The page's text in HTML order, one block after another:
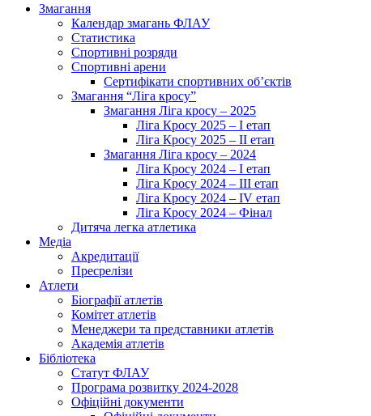
Змагання
Календар змагань ФЛАУ
Статистика
Спортивні розряди
Спортивні арени
Сертифікати спортивних об’єктів
Змагання “Ліга кросу”
Змагання Ліга кросу – 2025
Ліга Кросу 2025 – I етап
Ліга Кросу 2025 – II етап
Змагання Ліга кросу – 2024
Ліга Кросу 2024 – I етап
Ліга Кросу 2024 – III етап
Ліга Кросу 2024 – IV етап
Ліга Кросу 2024 – Фінал
Дитяча легка атлетика
Медіа
Акредитації
Пресрелізи
Атлети
Біографії атлетів
Комітет атлетів
Менеджери та представники атлетів
Академія атлетів
Бібліотека
Статут ФЛАУ
Програма розвитку 2024-2028
Офіційні документи